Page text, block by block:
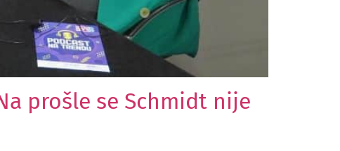
prošle se Schmidt nije